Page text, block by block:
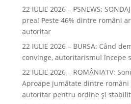
22 IULIE 2026 – PSNEWS:
prea! Peste 46% dintre români
autoritar
22 IULIE 2026 – BURSA: Când
convinge, autoritarismul începe
22 IULIE 2026 – ROMÂNIATV:
Aproape jumătate dintre români
autoritar pentru ordine și